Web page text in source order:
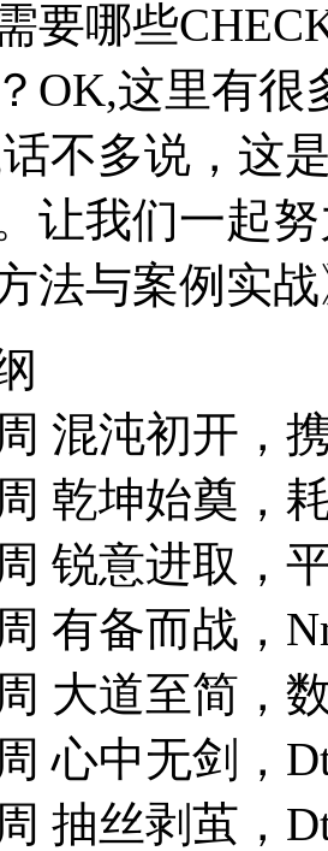
要哪些
OK,这里有很
不多说，这
让我们一起
法与案例实
混沌初开，
乾坤始奠，
锐意进取，
有备而战，
大道至简，
心中无剑，
抽丝剥茧，